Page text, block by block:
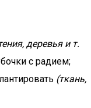
деревья и т.
с радием;
(ткань,